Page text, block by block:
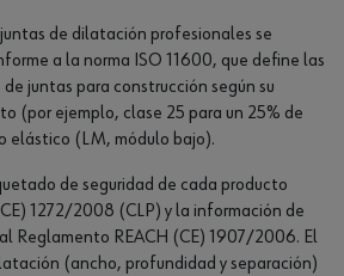
de dilatación profesionales se
a la norma ISO 11600, que define las
juntas para construcción según su
(por ejemplo, clase 25 para un 25% de
elástico (LM, módulo bajo).
de seguridad de cada producto
1272/2008 (CLP) y la información de
Reglamento REACH (CE) 1907/2006. El
(ancho, profundidad y separación)